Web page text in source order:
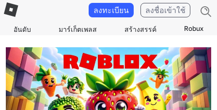
อันดับ มาร์เก็ตเพลส สร้างสรรค์ Robux
ลงทะเบียน ลงชื่อเข้าใช้